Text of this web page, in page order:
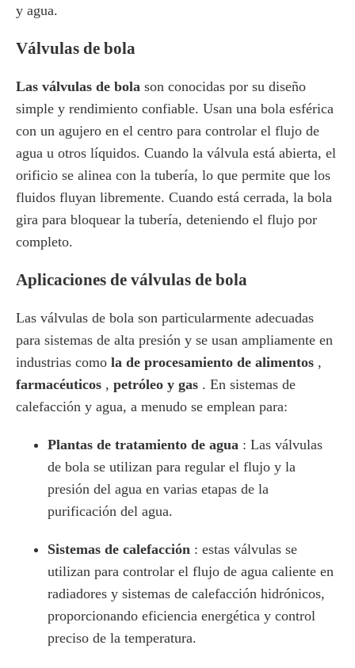
y agua.
Válvulas de bola
Las válvulas de bola son conocidas por su diseño
simple y rendimiento confiable. Usan una bola esférica
con un agujero en el centro para controlar el flujo de
agua u otros líquidos. Cuando la válvula está abierta, el
orificio se alinea con la tubería, lo que permite que los
fluidos fluyan libremente. Cuando está cerrada, la bola
gira para bloquear la tubería, deteniendo el flujo por
completo.
Aplicaciones de válvulas de bola
Las válvulas de bola son particularmente adecuadas
para sistemas de alta presión y se usan ampliamente en
industrias como la de procesamiento de alimentos ,
farmacéuticos , petróleo y gas . En sistemas de
calefacción y agua, a menudo se emplean para:
Plantas de tratamiento de agua : Las válvulas
de bola se utilizan para regular el flujo y la
presión del agua en varias etapas de la
purificación del agua.
Sistemas de calefacción : estas válvulas se
utilizan para controlar el flujo de agua caliente en
radiadores y sistemas de calefacción hidrónicos,
proporcionando eficiencia energética y control
preciso de la temperatura.